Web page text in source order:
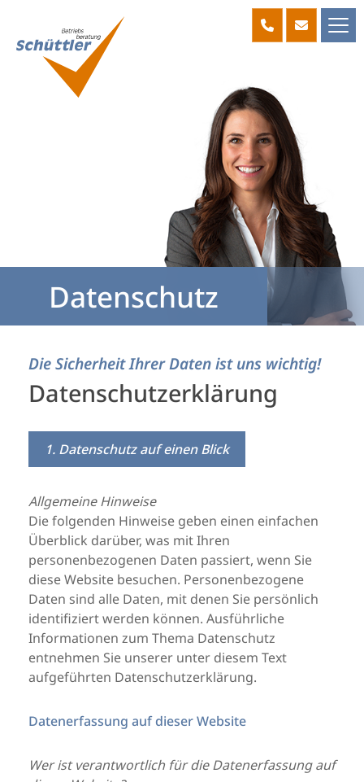
Datenschutz
Die Sicherheit Ihrer Daten ist uns wichtig!
Datenschutzerklärung
1. Datenschutz auf einen Blick
Allgemeine Hinweise
Die folgenden Hinweise geben einen einfachen
Überblick darüber, was mit Ihren
personenbezogenen Daten passiert, wenn Sie
diese Website besuchen. Personenbezogene
Daten sind alle Daten, mit denen Sie persönlich
identifiziert werden können. Ausführliche
Informationen zum Thema Datenschutz
entnehmen Sie unserer unter diesem Text
aufgeführten Datenschutzerklärung.
Datenerfassung auf dieser Website
Wer ist verantwortlich für die Datenerfassung auf